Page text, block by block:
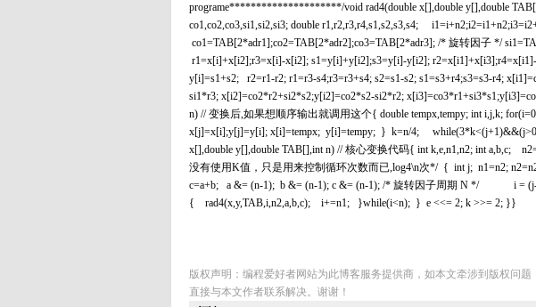
programe*********************/void rad4(double x[],double y[],double
co1,co2,co3,si1,si2,si3; double r1,r2,r3,r4,s1,s2,s3,s4;
co1=TAB[2*adr1];co2=TAB[2*adr2];co3=TAB[2*adr3]; /* 旋转因子 */
r1=x[i]+x[i2];r3=x[i]-x[i2]; s1=y[i]+y[i2];s3=y[i]-y[i2];
y[i]=s1+s2; r2=r1-r2; r1=r3-s4;r3=r3+s4; s2=s1-s2; s1=s3+r4;s3=s3-r4;
si1*r3; x[i2]=co2*r2+si2*s2;y[i2]=co2*s2-si2*r2;
n) // 变换后,如果想顺序输出就调用这个{ double tempx,tempy; int i,j,k;
x[j]=x[i];y[j]=y[i]; x[i]=tempx; y[i]=tempy; } k=n/4;
x[],double y[],double TAB[],int n) // 核心变换代码{ int k,e,n1,n2; int a,b,c;
没有使用K值，只是用来控制循环次数而已,log4\n次*/ { int j; n1=n2;
c=a+b; a &= (n-1); b &= (n-1); c &= (n-1); /* 旋转因子周期 N */ i =
{ rad4(x,y,TAB,i,n2,a,b,c); i+=n1; }while(i<n); } e <<= 2; k >>= 2; }}
版权声明：编程爱好者网站为此博客服务提供商，如本文牵涉到版权问
直接与本文作者联系解决。谢谢！